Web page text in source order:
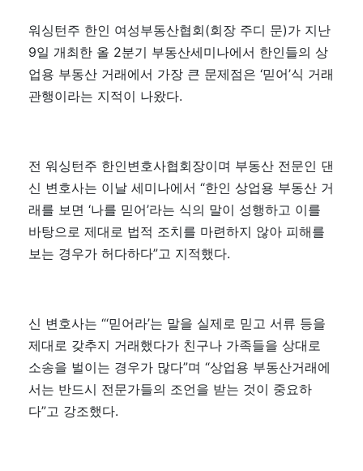
워싱턴주 한인 여성부동산협회(회장 주디 문)가 지난
9일 개최한 올 2분기 부동산세미나에서 한인들의 상
업용 부동산 거래에서 가장 큰 문제점은 ‘믿어’식 거래
관행이라는 지적이 나왔다.
전 워싱턴주 한인변호사협회장이며 부동산 전문인 댄
신 변호사는 이날 세미나에서 “한인 상업용 부동산 거
래를 보면 ‘나를 믿어’라는 식의 말이 성행하고 이를
바탕으로 제대로 법적 조치를 마련하지 않아 피해를
보는 경우가 허다하다”고 지적했다.
신 변호사는 “‘믿어라’는 말을 실제로 믿고 서류 등을
제대로 갖추지 거래했다가 친구나 가족들을 상대로
소송을 벌이는 경우가 많다”며 “상업용 부동산거래에
서는 반드시 전문가들의 조언을 받는 것이 중요하
다”고 강조했다.